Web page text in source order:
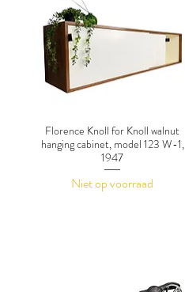
Florence Knoll for Knoll walnut
hanging cabinet, model 123 W-1,
1947
Niet op voorraad